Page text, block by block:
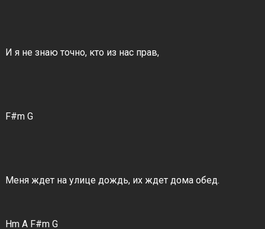
И я не знаю точно, кто из нас прав,
F#m G
Меня ждет на улице дождь, их ждет дома обед.
Hm A F#m G